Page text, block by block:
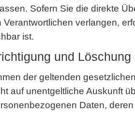
Sofern Sie die direkte
verlangen,
ist.
und Löschung
der geltenden
auf unentgeltliche Auskunft
Daten,